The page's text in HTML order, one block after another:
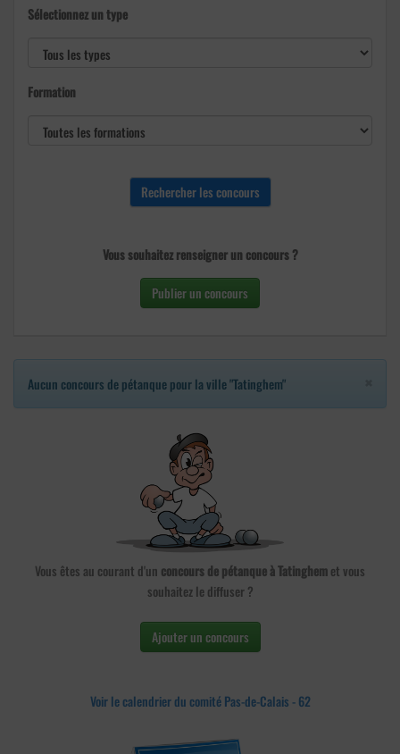
Sélectionnez un type
Formation
Vous souhaitez renseigner un concours ?
Publier un concours
Aucun concours de pétanque pour la ville "Tatinghem"
Vous êtes au courant d'un concours de pétanque à Tatinghemet vous
souhaitez le diffuser ?
Ajouter un concours
Voir le calendrier du comité Pas-de-Calais - 62